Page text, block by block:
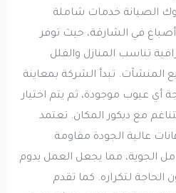
خدمات شاملة
في الشارقة، حيث توفر
تناسب المنازل والفلل
تبدأ الشركة بمعاينة
عيوب موجودة، ثم يتم اختيار
مع ديكور المكان. تعتمد
الجودة مقاومة
مما يجعل العمل يدوم
لتكراره. كما تقدم